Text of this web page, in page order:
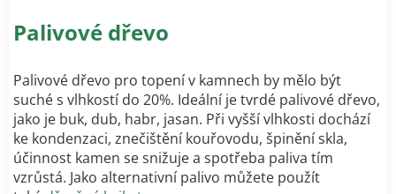
Palivové dřevo
Palivové dřevo pro topení v kamnech by mělo být
suché s vlhkostí do 20%. Ideální je tvrdé palivové dřevo,
jako je buk, dub, habr, jasan. Při vyšší vlhkosti dochází
ke kondenzaci, znečištění kouřovodu, špinění skla,
účinnost kamen se snižuje a spotřeba paliva tím
vzrůstá. Jako alternativní palivo můžete použít